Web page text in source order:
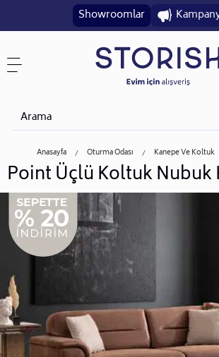
Showroomlar
Anasayfa Oturma Odası Kanepe Ve Koltuk
Point Üçlü Koltuk Nubuk